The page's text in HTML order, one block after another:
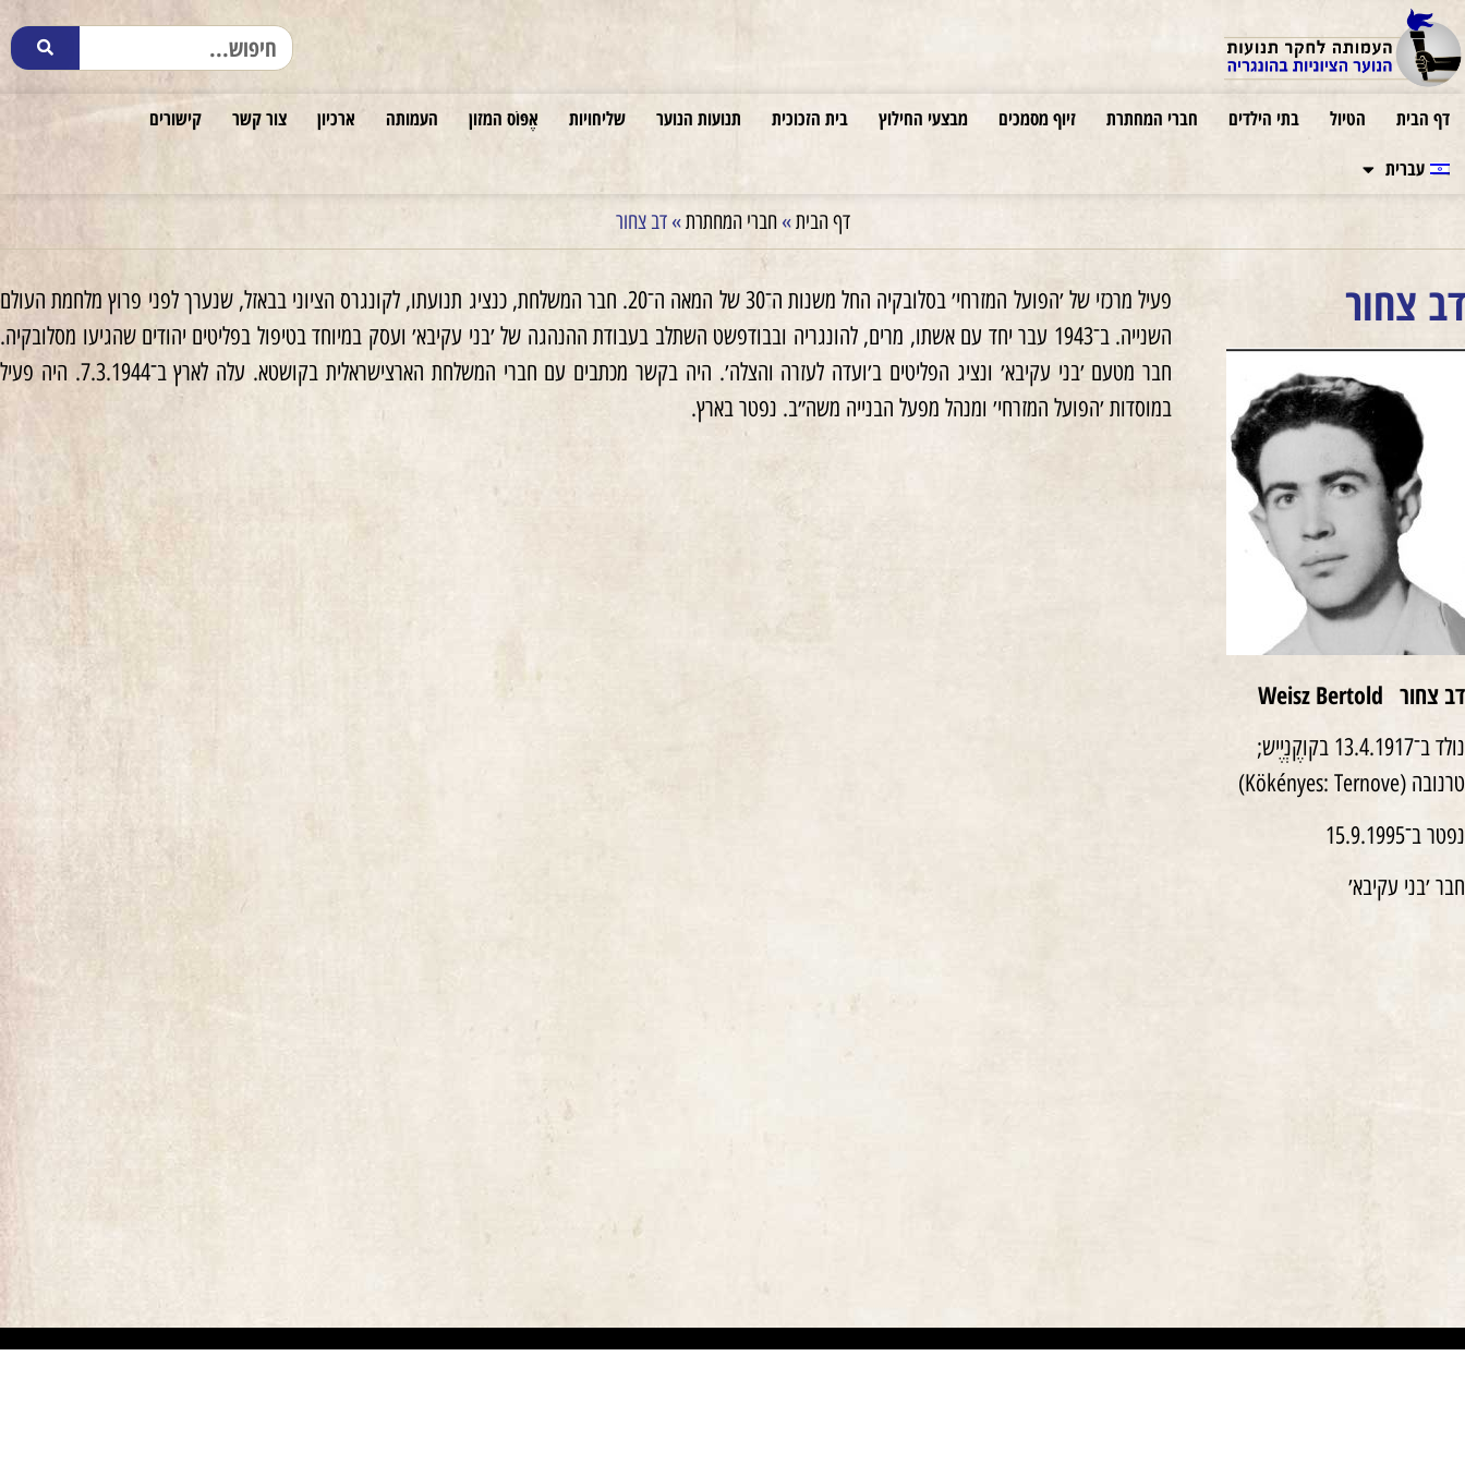
דף הבית הטיול בתי הילדים חברי המחתרת זיוף מסמכים מבצעי החילוץ בית הזכוכית תנועות הנוער שליחויות אֶפּוֹס המזון העמותה ארכיון צור קשר
קישורים
עברית
דף הבית»חברי המחתרת»דב צחור
דב צחור
דב צחור Weisz Bertold
נולד ב־13.4.1917 בקוקֶנְיֶיש;
טרנובה (Kökényes: Ternove)
נפטר ב־15.9.1995
חבר ׳בני עקיבא׳
פעיל מרכזי של ׳הפועל המזרחי׳ בסלובקיה החל משנות ה־30 של המאה ה־20. חבר המשלחת, כנציג תנועתו, לקונגרס הציוני בבאזל, שנערך לפני פרוץ מלחמת העולם
השנייה. ב־1943 עבר יחד עם אשתו, מרים, להונגריה ובבודפשט השתלב בעבודת ההנהגה של ׳בני עקיבא׳ ועסק במיוחד בטיפול בפליטים יהודים שהגיעו מסלובקיה.
חבר מטעם ׳בני עקיבא׳ ונציג הפליטים ב׳ועדה לעזרה והצלה׳. היה בקשר מכתבים עם חברי המשלחת הארצישראלית בקושטא. עלה לארץ ב־7.3.1944. היה פעיל
במוסדות ׳הפועל המזרחי׳ ומנהל מפעל הבנייה משה״ב. נפטר בארץ.